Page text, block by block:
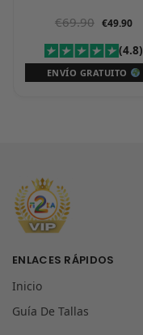
€69.90 €49.90
(4.8)
ENVÍO GRATUITO
ENLACES RÁPIDOS
Inicio
Guía De Tallas